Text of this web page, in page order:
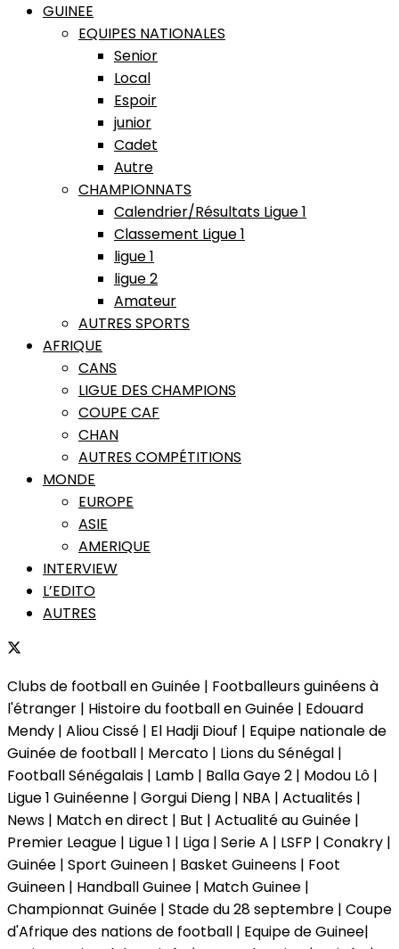
GUINEE
EQUIPES NATIONALES
Senior
Local
Espoir
junior
Cadet
Autre
CHAMPIONNATS
Calendrier/Résultats Ligue 1
Classement Ligue 1
ligue 1
ligue 2
Amateur
AUTRES SPORTS
AFRIQUE
CANS
LIGUE DES CHAMPIONS
COUPE CAF
CHAN
AUTRES COMPÉTITIONS
MONDE
EUROPE
ASIE
AMERIQUE
INTERVIEW
L’EDITO
AUTRES
Clubs de football en Guinée | Footballeurs guinéens à
l'étranger | Histoire du football en Guinée | Edouard
Mendy | Aliou Cissé | El Hadji Diouf | Equipe nationale de
Guinée de football | Mercato | Lions du Sénégal |
Football Sénégalais | Lamb | Balla Gaye 2 | Modou Lô |
Ligue 1 Guinéenne | Gorgui Dieng | NBA | Actualités |
News | Match en direct | But | Actualité au Guinée |
Premier League | Ligue 1 | Liga | Serie A | LSFP | Conakry |
Guinée | Sport Guineen | Basket Guineens | Foot
Guineen | Handball Guinee | Match Guinee |
Championnat Guinée | Stade du 28 septembre | Coupe
d'Afrique des nations de football | Equipe de Guinee|